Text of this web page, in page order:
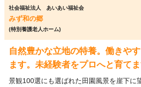
社会福祉法人 あいあい福祉会
みず和の郷
(特別養護老人ホーム)
自然豊かな立地の特養。働きや
ます。未経験者をプロへと育てま
景観100選にも選ばれた田園風景を崖下に